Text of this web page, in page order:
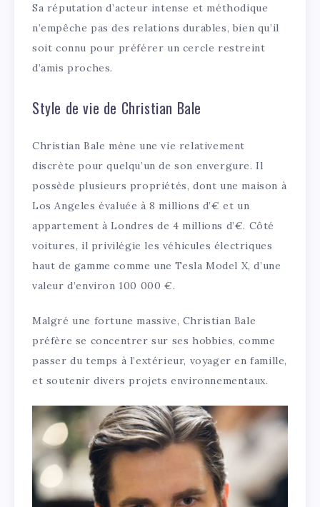
Sa réputation d’acteur intense et méthodique
n’empêche pas des relations durables, bien qu’il
soit connu pour préférer un cercle restreint
d’amis proches.
Style de vie de Christian Bale
Christian Bale mène une vie relativement
discrète pour quelqu’un de son envergure. Il
possède plusieurs propriétés, dont une maison à
Los Angeles évaluée à 8 millions d’€ et un
appartement à Londres de 4 millions d’€. Côté
voitures, il privilégie les véhicules électriques
haut de gamme comme une Tesla Model X, d’une
valeur d’environ 100 000 €.
Malgré une fortune massive, Christian Bale
préfère se concentrer sur ses hobbies, comme
passer du temps à l’extérieur, voyager en famille,
et soutenir divers projets environnementaux.